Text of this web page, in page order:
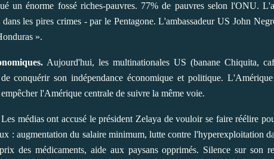
un énorme fossé riches-pauvres. 77% de pauvres selon l'ONU.
les pires crimes - par le Pentagone. L'ambassadeur US John
».
Aujourd'hui, les multinationales US (banane Chiquita,
conquérir son indépendance économique et politique.
l'Amérique centrale de suivre la même voie.
Les médias ont accusé le président Zelaya de vouloir se faire réélire
: augmentation du salaire minimum, lutte contre l'hyperexploitation
des médicaments, aide aux paysans opprimés. Silence sur son